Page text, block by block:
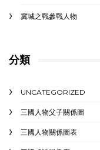
冀城之戰參戰人物
分類
UNCATEGORIZED
三國人物父子關係圖
三國人物關係圖表